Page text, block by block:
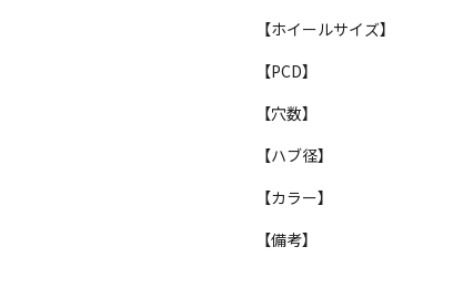
【ホイールサイズ】
【PCD】
【穴数】
【ハブ径】
【カラー】
【備考】